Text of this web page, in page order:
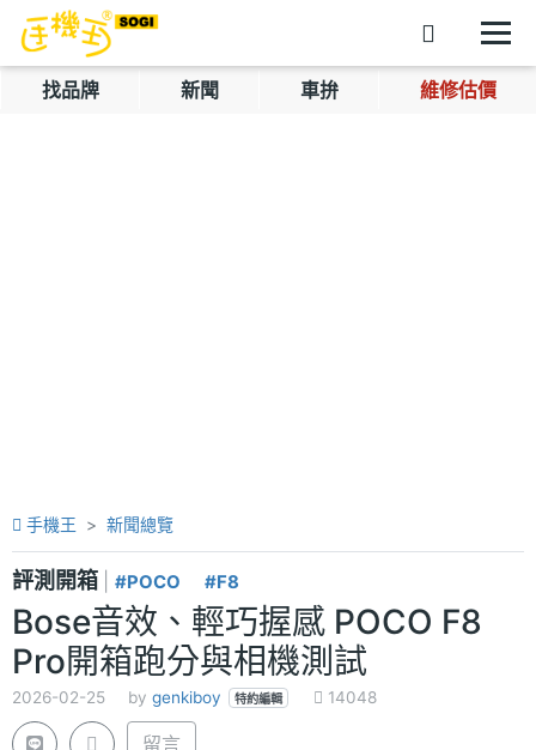
找品牌 新聞 車拚 維修估價
手機王 新聞總覽
評測開箱 #POCO #F8
Bose音效、輕巧握感 POCO F8
Pro開箱跑分與相機測試
2026-02-25 by genkiboy 特約編輯 14048
留言